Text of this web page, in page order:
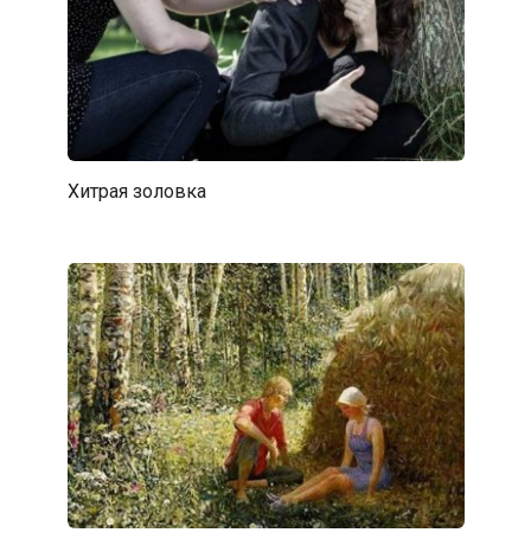
Хитрая золовка